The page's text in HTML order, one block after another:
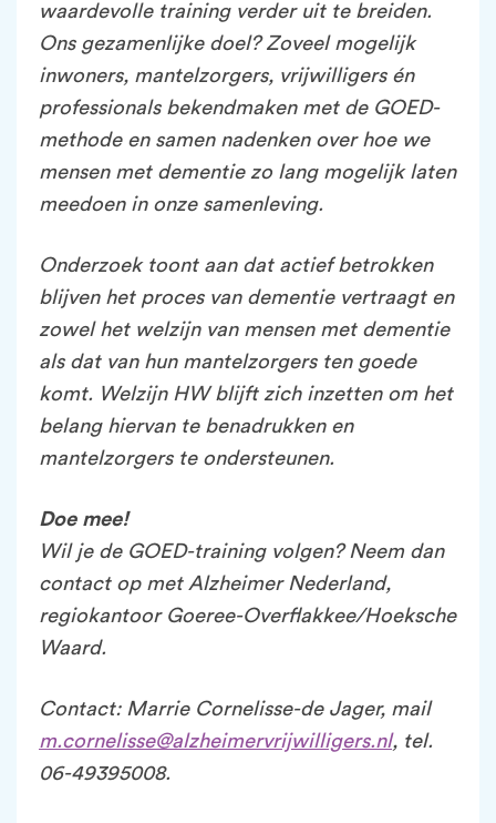
waardevolle training verder uit te breiden.
Ons gezamenlijke doel? Zoveel mogelijk
inwoners, mantelzorgers, vrijwilligers én
professionals bekendmaken met de GOED-
methode en samen nadenken over hoe we
mensen met dementie zo lang mogelijk laten
meedoen in onze samenleving.
Onderzoek toont aan dat actief betrokken
blijven het proces van dementie vertraagt en
zowel het welzijn van mensen met dementie
als dat van hun mantelzorgers ten goede
komt. Welzijn HW blijft zich inzetten om het
belang hiervan te benadrukken en
mantelzorgers te ondersteunen.
Doe mee!
Wil je de GOED-training volgen? Neem dan
contact op met Alzheimer Nederland,
regiokantoor Goeree-Overflakkee/Hoeksche
Waard.
Contact: Marrie Cornelisse-de Jager, mail
m.cornelisse@alzheimervrijwilligers.nl, tel.
06-49395008.